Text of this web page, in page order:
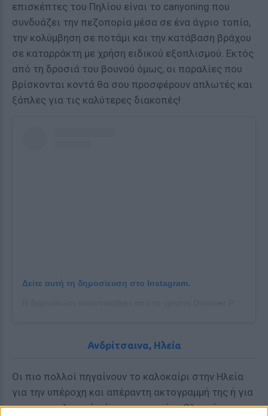
επισκέπτες του Πηλίου είναι το canyoning που
συνδυάζει την πεζοπορία μέσα σε ένα άγριο τοπίο,
την κολύμβηση σε ποτάμι και την κατάβαση βράχου
σε καταρράκτη με χρήση ειδικού εξοπλισμού. Εκτός
από τη δροσιά του βουνού όμως, οι παραλίες που
βρίσκονται κοντά θα σου προσφέρουν απλωτές και
ξάπλες για τις καλύτερες διακοπές!
Δείτε αυτή τη δημοσίευση στο Instagram.
Ανδρίτσαινα, Ηλεία
Οι πιο πολλοί πηγαίνουν το καλοκαίρι στην Ηλεία
για την υπέροχη και απέραντη ακτογραμμή της ή για
τον αρχαιολογικό χώρο της αρχαίας Ολυμπίας.